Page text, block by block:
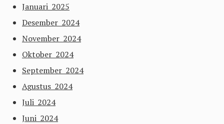
Januari 2025
Desember 2024
November 2024
Oktober 2024
September 2024
Agustus 2024
Juli 2024
Juni 2024